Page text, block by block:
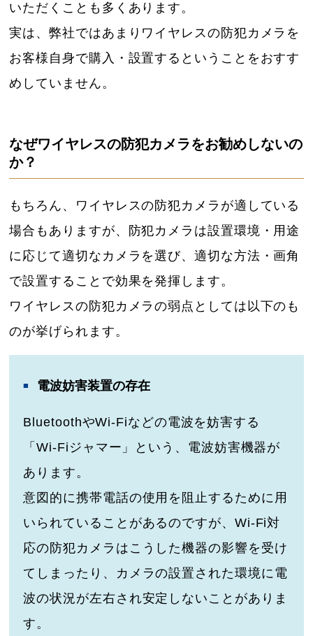
いただくことも多くあります。
実は、弊社ではあまりワイヤレスの防犯カメラを
お客様自身で購入・設置するということをおすす
めしていません。
なぜワイヤレスの防犯カメラをお勧めしないの
か？
もちろん、ワイヤレスの防犯カメラが適している
場合もありますが、防犯カメラは設置環境・用途
に応じて適切なカメラを選び、適切な方法・画角
で設置することで効果を発揮します。
ワイヤレスの防犯カメラの弱点としては以下のも
のが挙げられます。
電波妨害装置の存在
BluetoothやWi-Fiなどの電波を妨害する
「Wi‐Fiジャマー」という、電波妨害機器が
あります。
意図的に携帯電話の使用を阻止するために用
いられていることがあるのですが、Wi-Fi対
応の防犯カメラはこうした機器の影響を受け
てしまったり、カメラの設置された環境に電
波の状況が左右され安定しないことがありま
す。